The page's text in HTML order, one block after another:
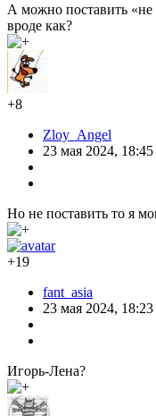
А можно поставить «не
вроде как?
+8
Zloy_Angel
23 мая 2024, 18:45
Но не поставить то я
+19
fant_asia
23 мая 2024, 18:23
Игорь-Лена?